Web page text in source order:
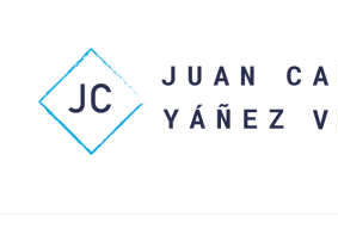
content